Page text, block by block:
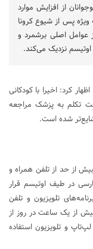
از افزایش موارد
پس از شیوع کرونا
عوامل اصلی برشمرد و
اوتیسم نزدیک می‌کند.
کرد: اخیرا با کودکانی
تکلم به پزشک مراجعه
شده است.
از حد از تلفن همراه و
در طیف اوتیسم قرار
تلویزیون و تلفن
یک کودک ۳ ساله نباید بیش از یک ساعت در روز از
و تلویزیون استفاده